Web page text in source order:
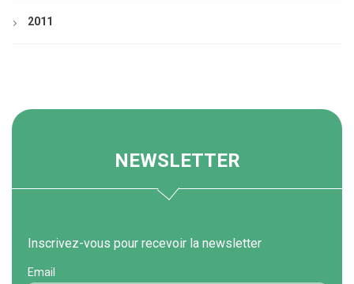
2011
NEWSLETTER
Inscrivez-vous pour recevoir la newsletter
Email